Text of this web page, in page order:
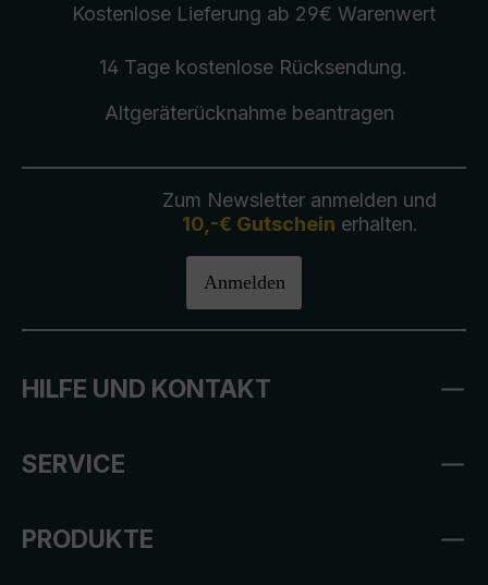
Kostenlose Lieferung ab 29€ Warenwert
14 Tage kostenlose Rücksendung.
Altgeräterücknahmebeantragen
Zum Newsletter anmelden und
10,-€ Gutschein erhalten.
Anmelden
HILFE UND KONTAKT
SERVICE
PRODUKTE